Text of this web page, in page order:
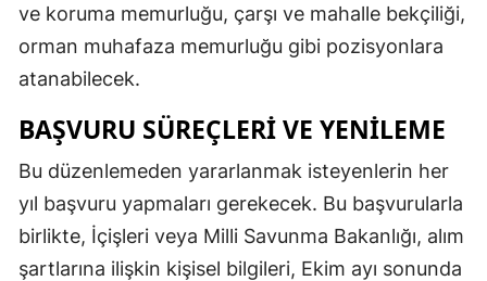
ve koruma memurluğu, çarşı ve mahalle bekçiliği,
orman muhafaza memurluğu gibi pozisyonlara
atanabilecek.
BAŞVURU SÜREÇLERI VE YENILEME
Bu düzenlemeden yararlanmak isteyenlerin her
yıl başvuru yapmaları gerekecek. Bu başvurularla
birlikte, İçişleri veya Milli Savunma Bakanlığı, alım
şartlarına ilişkin kişisel bilgileri, Ekim ayı sonunda